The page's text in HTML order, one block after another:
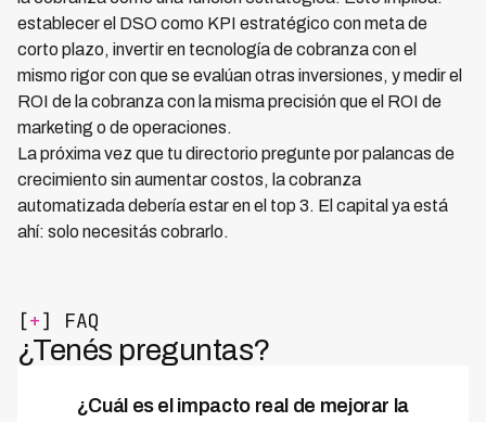
establecer el DSO como KPI estratégico con meta de
corto plazo, invertir en tecnología de cobranza con el
mismo rigor con que se evalúan otras inversiones, y medir el
ROI de la cobranza con la misma precisión que el ROI de
marketing o de operaciones.
La próxima vez que tu directorio pregunte por palancas de
crecimiento sin aumentar costos, la cobranza
automatizada debería estar en el top 3. El capital ya está
ahí: solo necesitás cobrarlo.
[+] FAQ
¿Tenés preguntas?
¿Cuál es el impacto real de mejorar la